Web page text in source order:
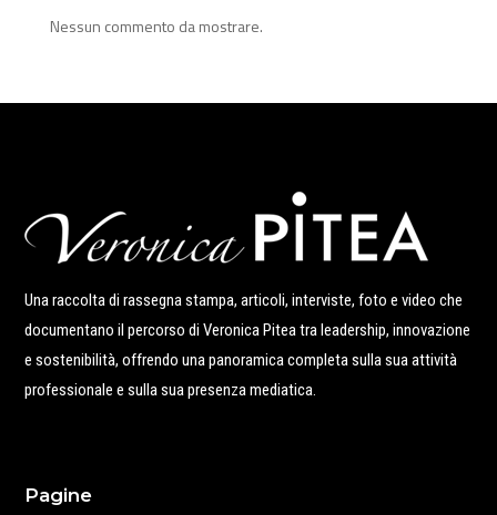
Nessun commento da mostrare.
Una raccolta di rassegna stampa, articoli, interviste, foto e video che
documentano il percorso di Veronica Pitea tra leadership, innovazione
e sostenibilità, offrendo una panoramica completa sulla sua attività
professionale e sulla sua presenza mediatica.
Pagine